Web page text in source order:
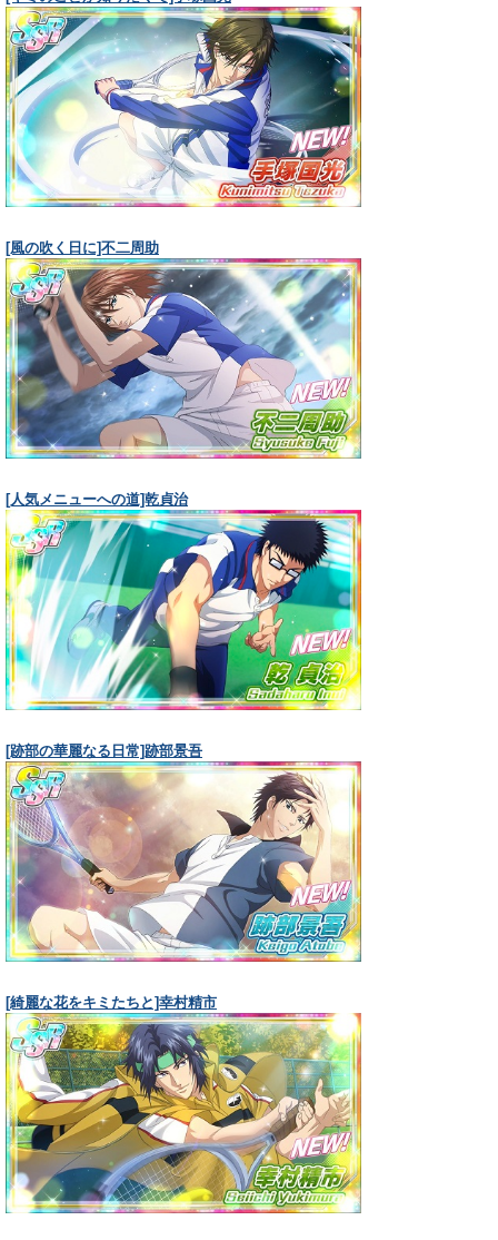
[風の吹く日に]不二周助
[人気メニューへの道]乾貞治
[跡部の華麗なる日常]跡部景吾
[綺麗な花をキミたちと]幸村精市